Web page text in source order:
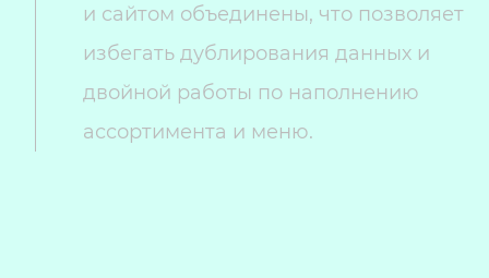
и сайтом объединены, что позволяет
избегать дублирования данных и
двойной работы по наполнению
ассортимента и меню.